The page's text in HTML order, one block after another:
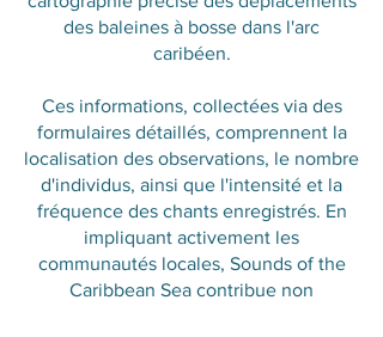
des baleines à bosse dans l'arc
caribéen.
Ces informations, collectées via des
formulaires détaillés, comprennent la
localisation des observations, le nombre
d'individus, ainsi que l'intensité et la
fréquence des chants enregistrés. En
impliquant activement les
communautés locales, Sounds of the
Caribbean Sea contribue non